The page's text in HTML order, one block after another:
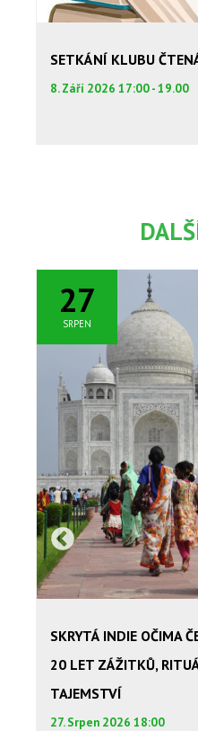
SETKÁNÍ KLUBU
8. Září 2026 17:00 - 19.00
27
SRPEN
SKRYTÁ INDIE OČIMA
20 LET ZÁŽITKŮ,
TAJEMSTVÍ
27. Srpen 2026 18:00